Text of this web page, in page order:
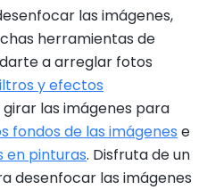
las imágenes,
herramientas de
a arreglar fotos
y efectos
las imágenes para
fondos de las imágenes e
en pinturas. Disfruta de un
desenfocar las imágenes